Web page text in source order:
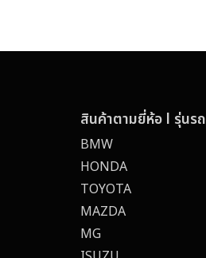
สินค้าตามยี่ห้อ l รุ่นรถ
BMW
HONDA
TOYOTA
MAZDA
MG